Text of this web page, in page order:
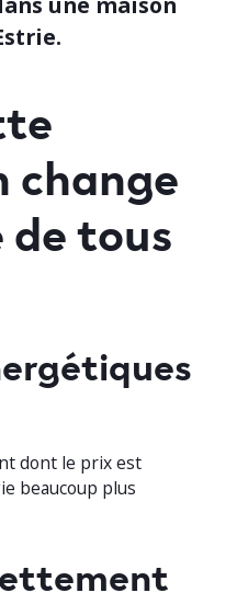
change
de tous
dont le prix est
beaucoup plus